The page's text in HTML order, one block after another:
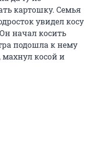
картошку. Семья
увидел косу
начал косить
подошла к нему
махнул косой и